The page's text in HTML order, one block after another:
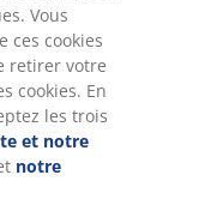
Vous
ces cookies
retirer votre
cookies. En
les trois
et notre
notre